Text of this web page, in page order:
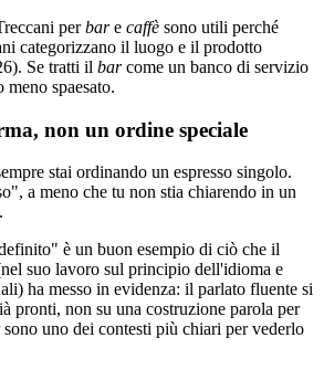
perbare caffè sono utili perché
categorizzano il luogo e il prodotto
Se tratti il barcome un banco di servizio
spaesato.
non un ordine speciale
stai ordinando un espresso singolo.
a meno che tu non stia chiarendo in un
è un buon esempio di ciò che il
suo lavoro sul principio dell'idioma e
ha messo in evidenza: il parlato fluente si
pronti, non su una costruzione parola per
uno dei contesti più chiari per vederlo